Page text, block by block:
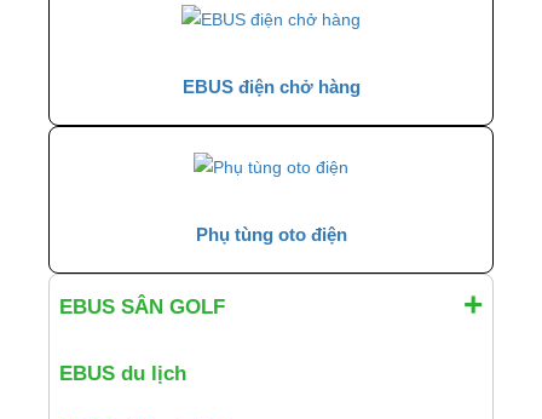
EBUS điện chở hàng
Phụ tùng oto điện
EBUS SÂN GOLF
EBUS du lịch